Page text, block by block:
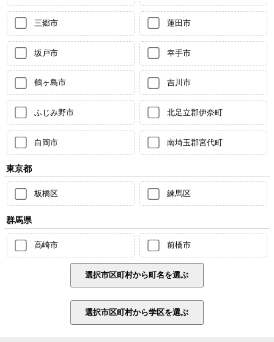
三郷市 蓮田市
坂戸市 幸手市
鶴ヶ島市 吉川市
ふじみ野市 北足立郡伊奈町
白岡市 南埼玉郡宮代町
東京都
板橋区 練馬区
群馬県
高崎市 前橋市